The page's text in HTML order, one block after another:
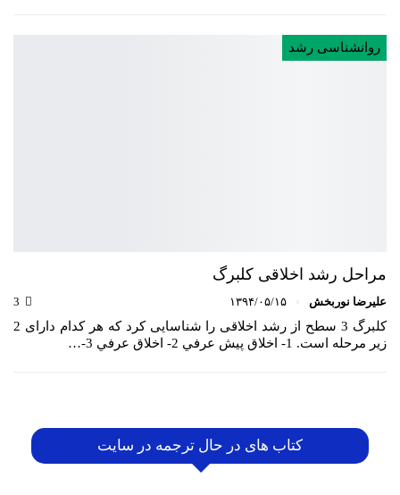
روانشناسی رشد
مراحل رشد اخلاقی کلبرگ
علیرضا نوربخش ۱۳۹۴/۰۵/۱۵
کلبرگ 3 سطح از رشد اخلاقی را شناسایی کرد که هر کدام دارای 2
زیر مرحله است. 1- اخلاق پيش عرفي 2- اخلاق عرفي 3-…
کتاب های در حال ترجمه در سایت